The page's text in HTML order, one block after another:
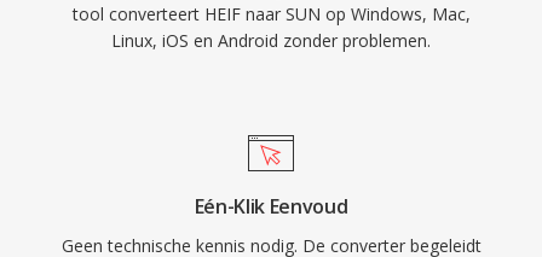
tool converteert HEIF naar SUN op Windows, Mac,
Linux, iOS en Android zonder problemen.
Eén-Klik Eenvoud
Geen technische kennis nodig. De converter begeleidt